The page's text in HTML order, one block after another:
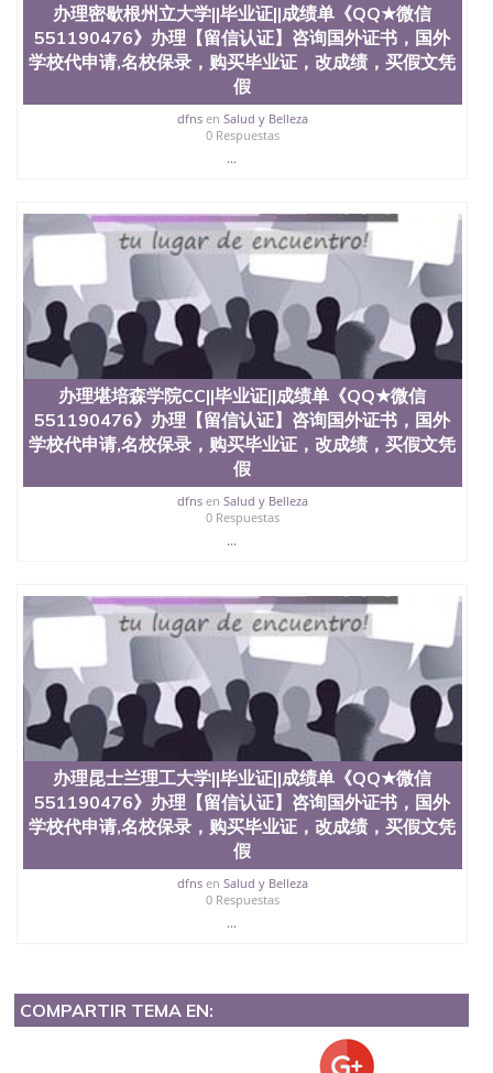
办理密歇根州立大学||毕业证||成绩单《QQ★微信
551190476》办理【留信认证】咨询国外证书，国外
学校代申请,名校保录，购买毕业证，改成绩，买假文凭
假
dfnsen Salud y Belleza
0 Respuestas
...
办理堪培森学院CC||毕业证||成绩单《QQ★微信
551190476》办理【留信认证】咨询国外证书，国外
学校代申请,名校保录，购买毕业证，改成绩，买假文凭
假
dfnsen Salud y Belleza
0 Respuestas
...
办理昆士兰理工大学||毕业证||成绩单《QQ★微信
551190476》办理【留信认证】咨询国外证书，国外
学校代申请,名校保录，购买毕业证，改成绩，买假文凭
假
dfnsen Salud y Belleza
0 Respuestas
...
COMPARTIR TEMA EN: